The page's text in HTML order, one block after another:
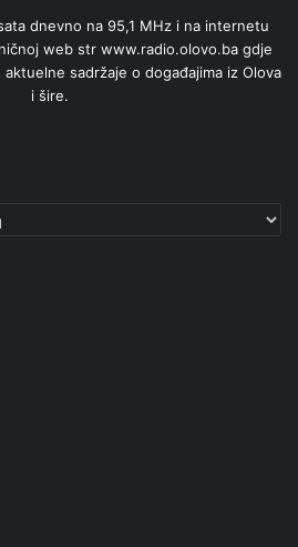
dnevno na 95,1 MHz i na internetu
web str www.radio.olovo.ba gdje
sadržaje o događajima iz Olova
i šire.